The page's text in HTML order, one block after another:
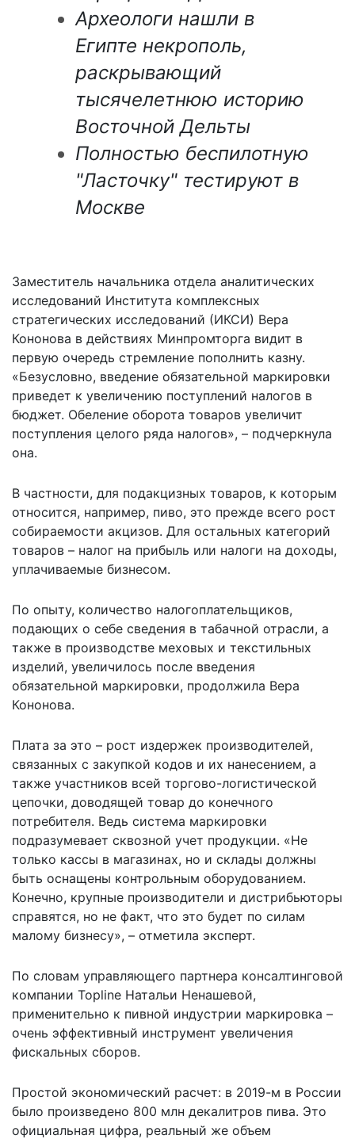
Археологи нашли в
Египте некрополь,
раскрывающий
тысячелетнюю историю
Восточной Дельты
Полностью беспилотную
"Ласточку" тестируют в
Москве
Заместитель начальника отдела аналитических
исследований Института комплексных
стратегических исследований (ИКСИ) Вера
Кононова в действиях Минпромторга видит в
первую очередь стремление пополнить казну.
«Безусловно, введение обязательной маркировки
приведет к увеличению поступлений налогов в
бюджет. Обеление оборота товаров увеличит
поступления целого ряда налогов», – подчеркнула
она.
В частности, для подакцизных товаров, к которым
относится, например, пиво, это прежде всего рост
собираемости акцизов. Для остальных категорий
товаров – налог на прибыль или налоги на доходы,
уплачиваемые бизнесом.
По опыту, количество налогоплательщиков,
подающих о себе сведения в табачной отрасли, а
также в производстве меховых и текстильных
изделий, увеличилось после введения
обязательной маркировки, продолжила Вера
Кононова.
Плата за это – рост издержек производителей,
связанных с закупкой кодов и их нанесением, а
также участников всей торгово-логистической
цепочки, доводящей товар до конечного
потребителя. Ведь система маркировки
подразумевает сквозной учет продукции. «Не
только кассы в магазинах, но и склады должны
быть оснащены контрольным оборудованием.
Конечно, крупные производители и дистрибьюторы
справятся, но не факт, что это будет по силам
малому бизнесу», – отметила эксперт.
По словам управляющего партнера консалтинговой
компании Topline Натальи Ненашевой,
применительно к пивной индустрии маркировка –
очень эффективный инструмент увеличения
фискальных сборов.
Простой экономический расчет: в 2019-м в России
было произведено 800 млн декалитров пива. Это
официальная цифра, реальный же объем